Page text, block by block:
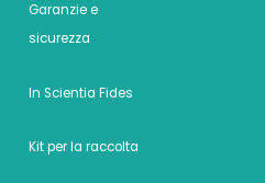
Garanzie e
sicurezza
In Scientia Fides
Kit per la raccolta